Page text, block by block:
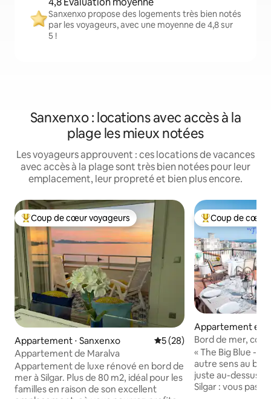
Sanxenxo propose des logements très bien notés
par les voyageurs, avec une moyenne de 4,8 sur
5 !
Sanxenxo : locations avec accès à la
plage les mieux notées
Les voyageurs approuvent : ces locations de vacances
avec accès à la plage sont très bien notées pour leur
emplacement, leur propreté et bien plus encore.
Coups de cœur voyageurs les plus appréciés
Coup de cœur voyageurs
Appartement ⋅ Sanxenxo Évaluation moyenne sur la
5 (28)
Appartement de Maralva
Appartement de luxe rénové en bord de
mer à Silgar. Plus de 80 m2, idéal pour les
familles en raison de son excellent
Coups de cœur
Coup de cœur
Appartement en
Sanxenxo
Bord de mer,
imprenable et
« The Big Blue -
autre sens au
juste au-dessus
Silgar : vous